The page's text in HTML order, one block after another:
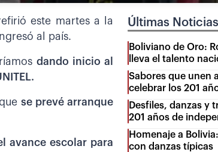
este martes a la
al país.
dando inicio al
se prevé arranque
avance escolar para
Últimas Noticias
Boliviano de Oro:
lleva el talento
Sabores que unen
celebrar los 201
Desfiles, danzas y
201 años de
Homenaje a
con danzas típicas